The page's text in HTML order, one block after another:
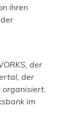
ihren
der
der
organisiert.
im